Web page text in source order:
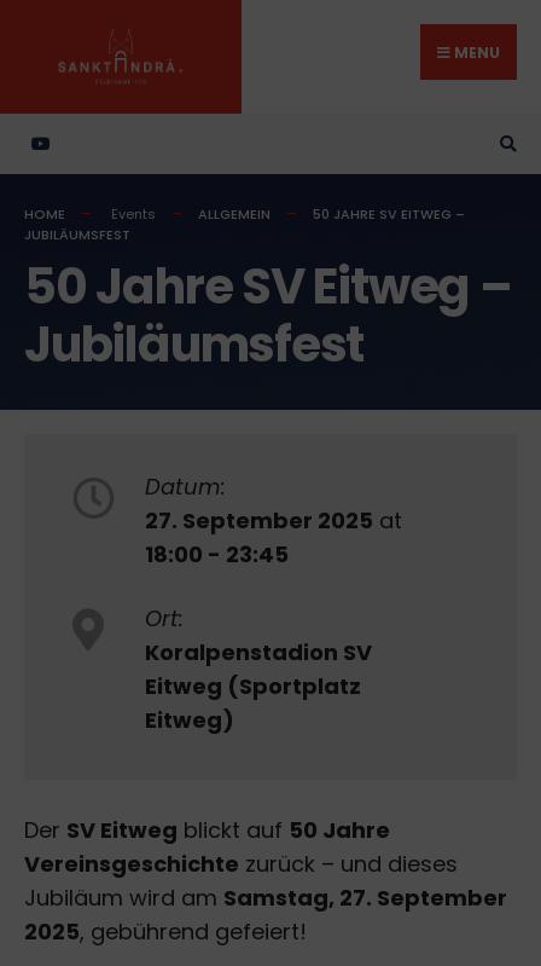
content
MENU
HOME Events ALLGEMEIN
50 JAHRE SV EITWEG –
JUBILÄUMSFEST
50 Jahre SV Eitweg –
Jubiläumsfest
Datum:
27. September 2025 at
18:00 - 23:45
Ort:
Koralpenstadion SV
Eitweg (Sportplatz
Eitweg)
Der SV Eitweg blickt auf 50 Jahre
Vereinsgeschichte zurück – und dieses
Jubiläum wird am Samstag, 27. September
2025, gebührend gefeiert!